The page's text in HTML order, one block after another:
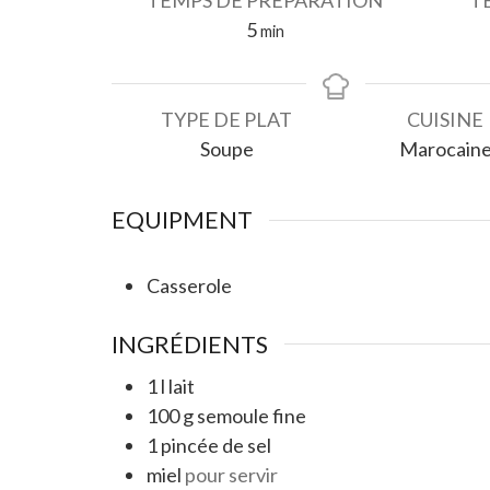
5minutes
min
TYPE DE PLAT
Soupe
CUISINE
Marocaine
EQUIPMENT
Casserole
INGRÉDIENTS
1l lait
100gsemoule fine
1pincée de sel
miel pour servir